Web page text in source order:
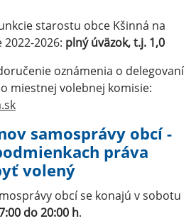
starostu obce Kšinná na
2026: plný úväzok, t.j. 1,0
oznámenia o delegovaní
miestnej volebnej komisie:
samosprávy obcí -
práva
volený
obcí se konajú v sobotu
do 20:00 h.